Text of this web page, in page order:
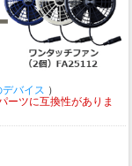
バイス ）
ーツに互換性がありま